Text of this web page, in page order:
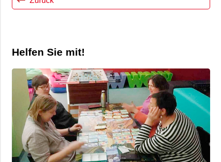
Suchtberatung
Selbsthilfekontaktstelle im
„Zimmer mit Aussicht“
Helferkreis
Mehrgenerationenhaus
Eltern-Kind-Zentrum Briesen
Übersicht
Spenden
Kontakt
Helfen Sie mit!